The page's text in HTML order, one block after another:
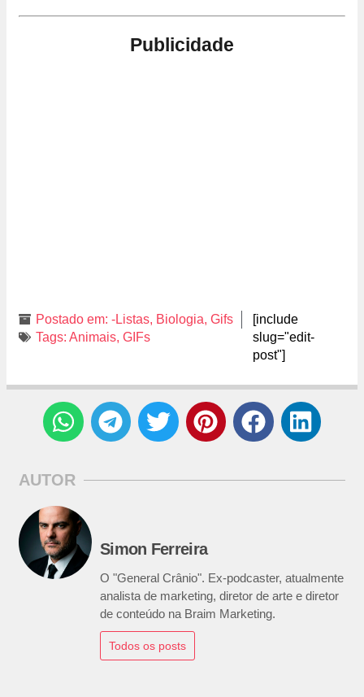
Publicidade
Postado em: -Listas, Biologia, Gifs
Tags: Animais, GIFs
[include
slug="edit-
post"]
AUTOR
Simon Ferreira
O "General Crânio". Ex-podcaster, atualmente
analista de marketing, diretor de arte e diretor
de conteúdo na Braim Marketing.
Todos os posts